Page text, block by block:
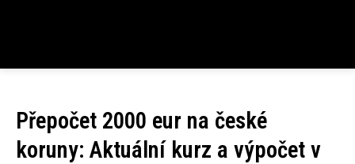
Přepočet 2000 eur na české
koruny: Aktuální kurz a výpočet v